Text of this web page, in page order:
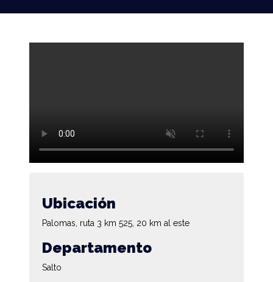
Ubicación
Palomas, ruta 3 km 525, 20 km al este
Departamento
Salto